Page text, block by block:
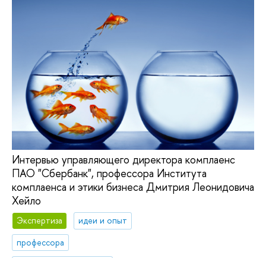
Интервью управляющего директора комплаенс
ПАО "Сбербанк", профессора Института
комплаенса и этики бизнеса Дмитрия Леонидовича
Хейло
Экспертиза
идеи и опыт
профессора